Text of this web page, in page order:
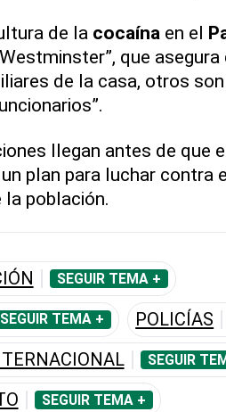
de la cocaínaen el
que asegura
de la casa, otros
llegan antes de que
plan para luchar contra
población.
SEGUIR TEMA +
SEGUIR TEMA + POLICÍAS
SEGUIR
SEGUIR TEMA +